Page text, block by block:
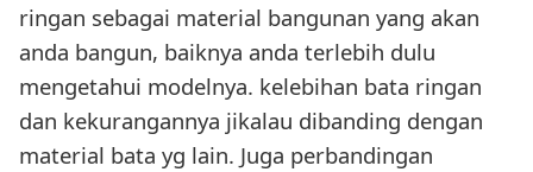
ringan sebagai material bangunan yang akan
anda bangun, baiknya anda terlebih dulu
mengetahui modelnya. kelebihan bata ringan
dan kekurangannya jikalau dibanding dengan
material bata yg lain. Juga perbandingan